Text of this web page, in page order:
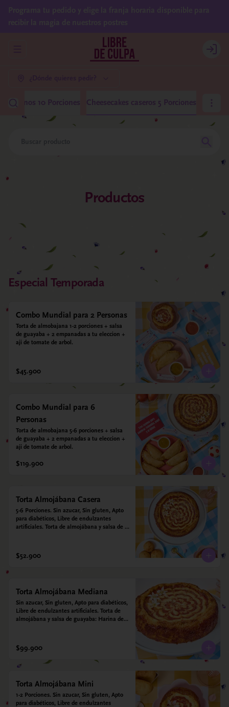
Login
Medianos 10 Porciones Cheesecakes caseros 5 Porciones
Productos
Especial Temporada
Combo Mundial para 2 Personas
Torta de almobajana 1-2 porciones + salsa
de guayaba + 2 empanadas a tu eleccion +
aji de tomate de arbol.
$45.900
Combo Mundial para 6
Personas
Torta de almobajana 5-6 porciones + salsa
de guayaba + 2 empanadas a tu eleccion +
aji de tomate de arbol.
$119.900
Torta Almojábana Casera
5-6 Porciones. Sin azucar, Sin gluten, Apto
para diabéticos, Libre de endulzantes
artificiales. Torta de almojábana y salsa de
alulosa, leche deslactosada, leche de coco,
vainilla. Salsa de guayaba: Guayaba y
$52.900
Torta Almojábana Mediana
Sin azucar, Sin gluten, Apto para diabéticos,
Libre de endulzantes artificiales. Torta de
almojábana y salsa de guayaba: Harina de
deslactosada, leche de coco, vainilla. Salsa
de guayaba: Guayaba y alulosa.
$99.900
Torta Almojábana Mini
1-2 Porciones. Sin azucar, Sin gluten, Apto
para diabéticos, Libre de endulzantes